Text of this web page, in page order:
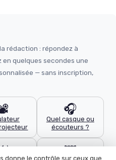
rédaction : répondez à
quelques secondes une
— sans inscription,
🎧
Quel casque ou
écouteurs ?
🖼️
donne le contrôle sur ceux que